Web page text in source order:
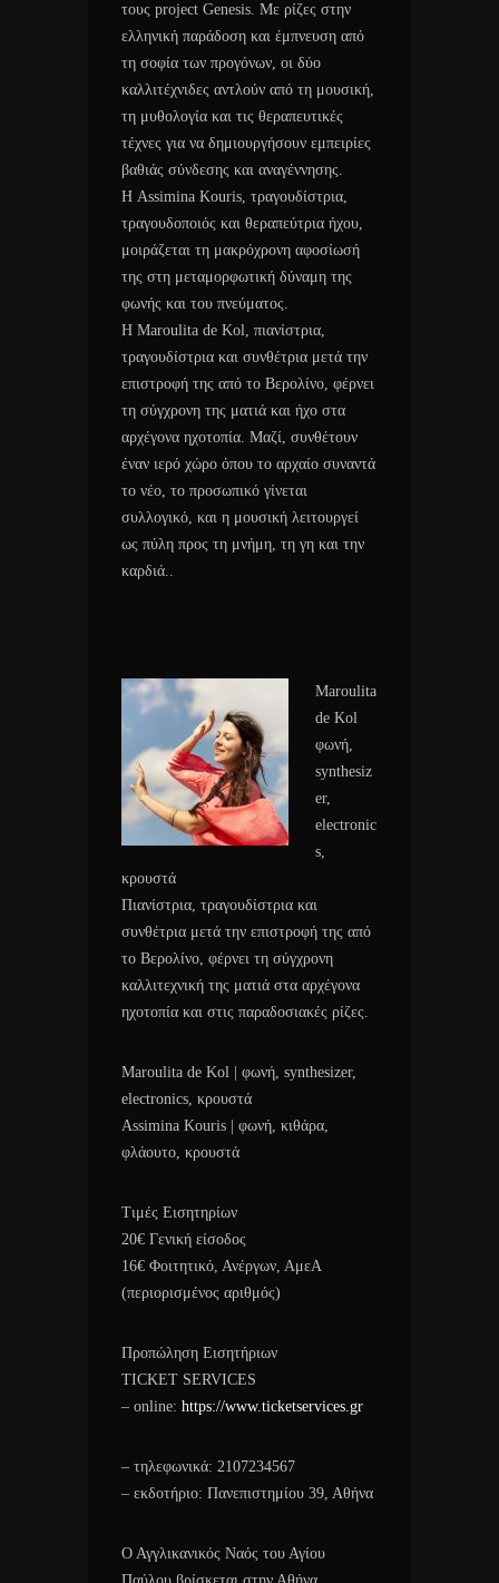
τους project Genesis. Με ρίζες στην
ελληνική παράδοση και έμπνευση από
τη σοφία των προγόνων, οι δύο
καλλιτέχνιδες αντλούν από τη μουσική,
τη μυθολογία και τις θεραπευτικές
τέχνες για να δημιουργήσουν εμπειρίες
βαθιάς σύνδεσης και αναγέννησης.
Η Assimina Kouris, τραγουδίστρια,
τραγουδοποιός και θεραπεύτρια ήχου,
μοιράζεται τη μακρόχρονη αφοσίωσή
της στη μεταμορφωτική δύναμη της
φωνής και του πνεύματος.
Η Maroulita de Kol, πιανίστρια,
τραγουδίστρια και συνθέτρια μετά την
επιστροφή της από το Βερολίνο, φέρνει
τη σύγχρονη της ματιά και ήχο στα
αρχέγονα ηχοτοπία. Μαζί, συνθέτουν
έναν ιερό χώρο όπου το αρχαίο συναντά
το νέο, το προσωπικό γίνεται
συλλογικό, και η μουσική λειτουργεί
ως πύλη προς τη μνήμη, τη γη και την
καρδιά..
Maroulita
de Kol
φωνή,
synthesiz
er,
electronic
s,
κρουστά
Πιανίστρια, τραγουδίστρια και
συνθέτρια μετά την επιστροφή της από
το Βερολίνο, φέρνει τη σύγχρονη
καλλιτεχνική της ματιά στα αρχέγονα
ηχοτοπία και στις παραδοσιακές ρίζες.
Maroulita de Kol | φωνή, synthesizer,
electronics, κρουστά
Assimina Kouris | φωνή, κιθάρα,
φλάουτο, κρουστά
Τιμές Εισητηρίων
20€ Γενική είσοδος
16€ Φοιτητικό, Ανέργων, ΑμεΑ
(περιορισμένος αριθμός)
Προπώληση Εισητήριων
TICKET SERVICES
– online: https://www.ticketservices.gr
– τηλεφωνικά: 2107234567
– εκδοτήριο: Πανεπιστημίου 39, Αθήνα
Ο Αγγλικανικός Ναός του Αγίου